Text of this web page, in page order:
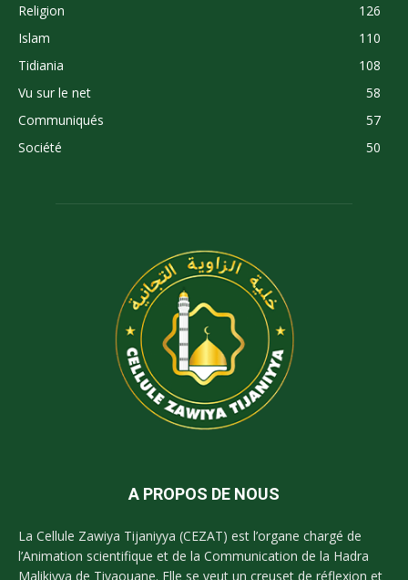
Religion
126
Islam
110
Tidiania
108
Vu sur le net
58
Communiqués
57
Société
50
A PROPOS DE NOUS
La Cellule Zawiya Tijaniyya (CEZAT) est l’organe chargé de
l’Animation scientifique et de la Communication de la Hadra
Malikiyya de Tivaouane. Elle se veut un creuset de réflexion et